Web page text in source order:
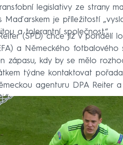
legislativy ze strany
Maďarskem je příležitostí
a tolerantní společnost“.
(SPD) chce již v pondělí
a Německého fotbalového
zápasu, kdy by se mělo
týdne kontaktovat
agenturu DPA Reiter